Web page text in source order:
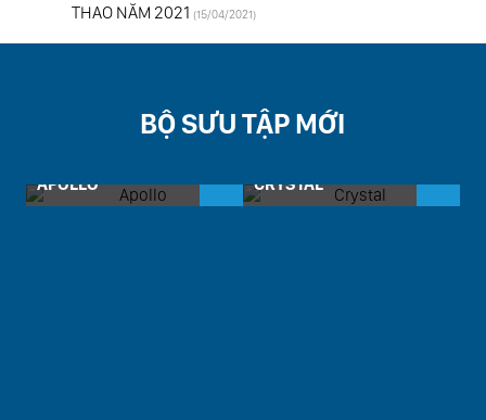
THAO NĂM 2021 (15/04/2021)
BỘ SƯU TẬP MỚI
APOLLO CRYSTAL